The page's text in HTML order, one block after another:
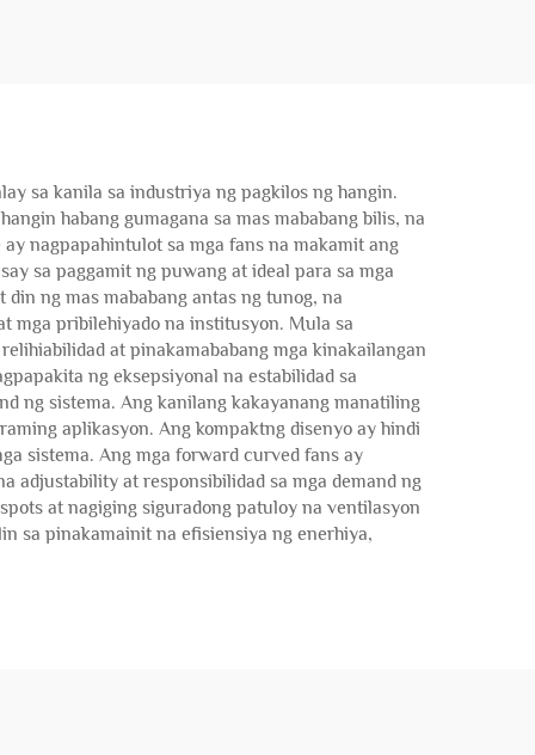
sa kanila sa industriya ng pagkilos ng hangin.
habang gumagana sa mas mababang bilis, na
nagpapahintulot sa mga fans na makamit ang
sa paggamit ng puwang at ideal para sa mga
ng mas mababang antas ng tunog, na
mga pribilehiyado na institusyon. Mula sa
at pinakamababang mga kinakailangan
ng eksepsiyonal na estabilidad sa
ng sistema. Ang kanilang kakayanang manatiling
aplikasyon. Ang kompaktng disenyo ay hindi
sistema. Ang mga forward curved fans ay
adjustability at responsibilidad sa mga demand ng
at nagiging siguradong patuloy na ventilasyon
sa pinakamainit na efisiensiya ng enerhiya,